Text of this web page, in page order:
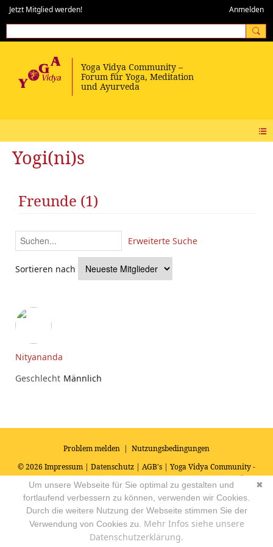
Jetzt Mitglied werden! Anmelden
Yogi(ni)s
Freunde (1)
Sortieren nach
Erweiterte Suche
Nityananda
Geschlecht Männlich
Problem melden | Nutzungsbedingungen
© 2026 Impressum | Datenschutz | AGB's | Yoga Vidya Community -
Forum für Yoga, Meditation und AyurvedaPowered by
✖
Um unsere Webseite für Sie optimal zu gestalten und
fortlaufend verbessern zu können, verwenden wir Cookies.
Durch die weitere Nutzung der Webseite stimmen Sie der
Verwendung von Cookies zu. Mehr Infos siehe unsere
Datenschutzerklärung.